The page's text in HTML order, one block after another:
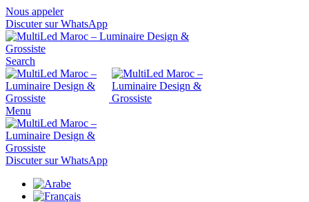
Nous appeler
Discuter sur WhatsApp
Search
Menu
Discuter sur WhatsApp